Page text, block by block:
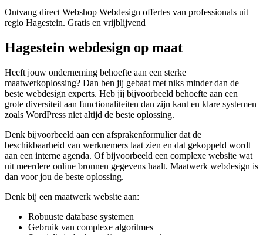
Ontvang direct Webshop Webdesign offertes van professionals uit
regio Hagestein. Gratis en vrijblijvend
Hagestein webdesign op maat
Heeft jouw onderneming behoefte aan een sterke
maatwerkoplossing? Dan ben jij gebaat met niks minder dan de
beste webdesign experts. Heb jij bijvoorbeeld behoefte aan een
grote diversiteit aan functionaliteiten dan zijn kant en klare systemen
zoals WordPress niet altijd de beste oplossing.
Denk bijvoorbeeld aan een afsprakenformulier dat de
beschikbaarheid van werknemers laat zien en dat gekoppeld wordt
aan een interne agenda. Of bijvoorbeeld een complexe website wat
uit meerdere online bronnen gegevens haalt. Maatwerk webdesign is
dan voor jou de beste oplossing.
Denk bij een maatwerk website aan:
Robuuste database systemen
Gebruik van complexe algoritmes